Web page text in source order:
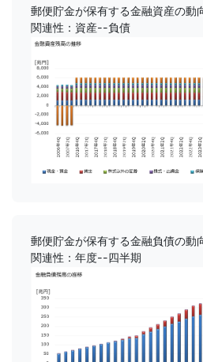
郵便貯金が保有する金融資産の動
関連性：資産--負債
郵便貯金が保有する金融負債の動
関連性：年度--四半期